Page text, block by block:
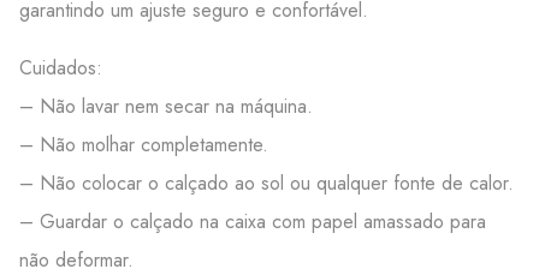
garantindo um ajuste seguro e confortável.
Cuidados:
– Não lavar nem secar na máquina.
– Não molhar completamente.
– Não colocar o calçado ao sol ou qualquer fonte de calor.
– Guardar o calçado na caixa com papel amassado para
não deformar.